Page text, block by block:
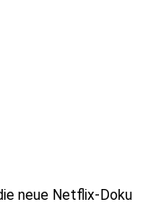
neue Netflix-Doku